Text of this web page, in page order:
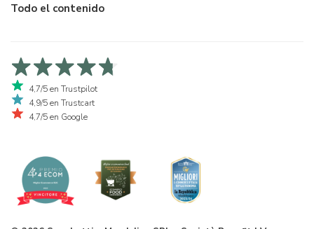
Todo el contenido
4,7/5 en Trustpilot
4,9/5 en Trustcart
4,7/5 en Google